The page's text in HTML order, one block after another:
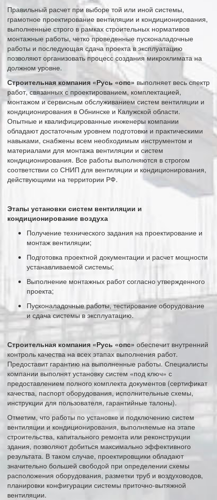
Правильный расчет при выборе той или иной системы,
грамотное проектирование вентиляции и кондиционирования,
выполненные строго в рамках строительных нормативов
монтажные работы, четко проведенные пусконаладочные
работы и последующая сдача проекта в эксплуатацию
позволяют организовать процесс создания микроклимата на
должном уровне.
Строительная компания «Русь «опс» выполняет весь спектр
работ, связанных с проектированием, комплектацией,
монтажом и сервисным обслуживанием систем вентиляции и
кондиционирования в Обнинске и Калужской области.
Опытные и квалифицированные инженеры компании
обладают достаточным уровнем подготовки и практическими
навыками, снабжены всем необходимым инструментом и
материалами для монтажа вентиляции и систем
кондиционирования. Все работы выполняются в строгом
соответствии со СНИП для вентиляции и кондиционирования,
действующими на территории РФ.
Этапы установки систем вентиляции и
кондиционирование воздуха
Получение технического задания на проектирование и
монтаж вентиляции;
Подготовка проектной документации и расчет мощности
устанавливаемой системы;
Выполнение монтажных работ согласно утвержденного
проекта;
Пусконаладочные работы, тестирование оборудование
и сдача системы в эксплуатацию.
Строительная компания «Русь «опс» обеспечит внутренний
контроль качества на всех этапах выполнения работ.
Предоставит гарантию на выполненные работы. Специалисты
компании выполнят установку систем «под ключ» с
предоставлением полного комплекта документов (сертификат
качества, паспорт оборудования, исполнительные схемы,
инструкции для пользователя, гарантийные талоны).
Отметим, что работы по установке и подключению систем
вентиляции и кондиционирования, выполняемые на этапе
строительства, капитального ремонта или реконструкции
здания, позволяют добиться максимально эффективного
результата. В таком случае, проектировщики обладают
значительно большей свободой при определении схемы
расположения оборудования, разметки труб и воздуховодов,
планировки конфигурации системы приточно-вытяжной
вентиляции.